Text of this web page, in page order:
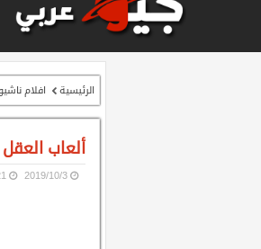
الرئيسية افلام
ألعاب
3‏/10‏/2019